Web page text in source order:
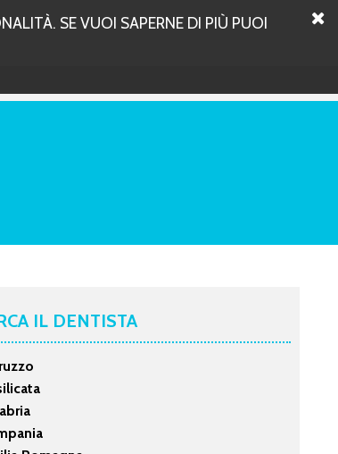
SE VUOI SAPERNE DI PIÙ PUOI
IL DENTISTA